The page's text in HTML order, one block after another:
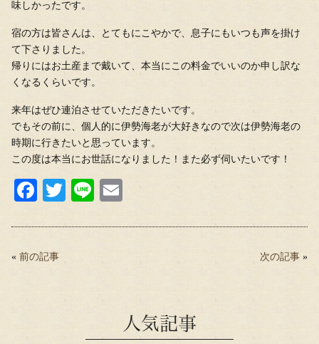
味しかったです。
宿の方は皆さんは、とてもにこやかで、息子にもいつも声を掛け
て下さりました。
帰りにはお土産まで戴いて、本当にこの料金でいいのか申し訳な
くなるくらいです。
来年はぜひ連泊させていただきたいです。
でもその前に、個人的に伊勢海老が大好きなので次は伊勢海老の
時期に行きたいと思っています。
この度は本当にお世話になりました！また必ず伺いたいです！
Fa
bo
ok
T
tte
Li
ail
« 前の記事 次の記事 »
人気記事